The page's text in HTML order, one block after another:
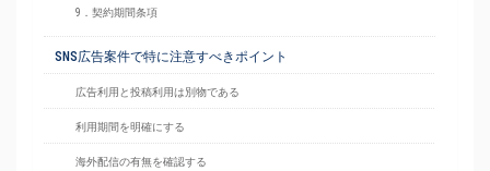
9．契約期間条項
SNS広告案件で特に注意すべきポイント
広告利用と投稿利用は別物である
利用期間を明確にする
海外配信の有無を確認する